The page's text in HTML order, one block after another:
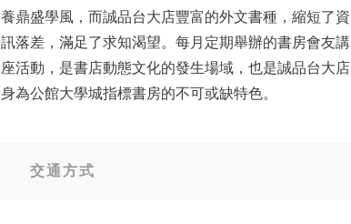
養鼎盛學風，而誠品台大店豐富的外文書種，縮短了資
訊落差，滿足了求知渴望。每月定期舉辦的書房會友講
座活動，是書店動態文化的發生場域，也是誠品台大店
身為公館大學城指標書房的不可或缺特色。
交通方式